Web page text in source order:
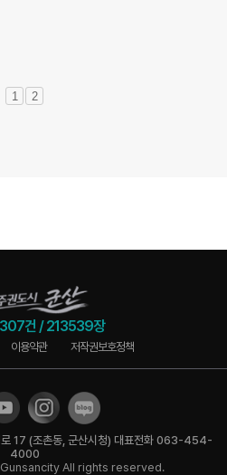
1 2
건 /213539장
이용약관 저작권보호정책
17 (조촌동, 군산시청) 대표전화 063-454-
4000
Gunsancity All rights reserved.